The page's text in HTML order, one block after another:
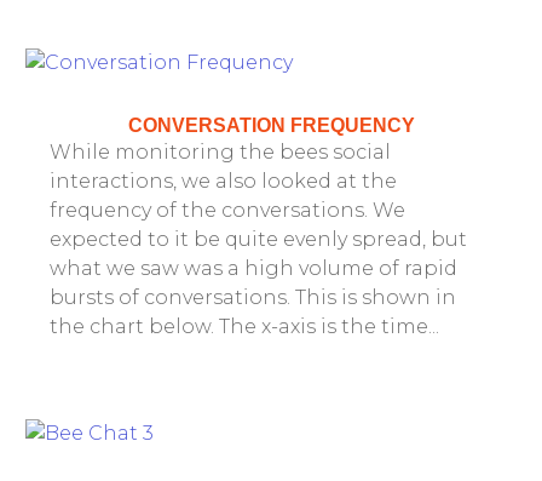
CONVERSATION FREQUENCY
While monitoring the bees social
interactions, we also looked at the
frequency of the conversations. We
expected to it be quite evenly spread, but
what we saw was a high volume of rapid
bursts of conversations. This is shown in
the chart below. The x-axis is the time...